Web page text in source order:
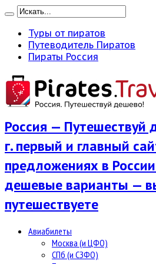
Туры от пиратов
Путеводитель Пиратов
Пираты Россия
Россия — Путешествуй
г. первый и главный
предложениях в
дешевые варианты —
путешествуете
Авиабилеты
Москва (и ЦФО)
СПб (и СЗФО)